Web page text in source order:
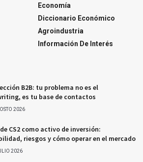
Economía
Diccionario Económico
Agroindustria
Información De Interés
B2B: tu problema no es el
es tu base de contactos
2026
CS2 como activo de inversión:
riesgos y cómo operar en el mercado
2026